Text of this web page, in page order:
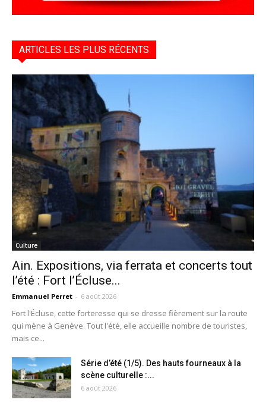
ARTICLES LES PLUS RÉCENTS
Culture
Ain. Expositions, via ferrata et concerts tout
l’été : Fort l’Écluse...
Emmanuel Perret - 6 août 2026
Fort l'Écluse, cette forteresse qui se dresse fièrement sur la route
qui mène à Genève. Tout l'été, elle accueille nombre de touristes,
mais ce...
Série d’été (1/5). Des hauts fourneaux à la
scène culturelle :...
6 août 2026